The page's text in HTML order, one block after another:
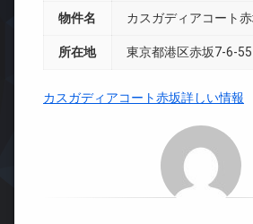
物件名 カスガディアコート
所在地 東京都港区赤坂7-6-55
カスガディアコート赤坂詳しい情報